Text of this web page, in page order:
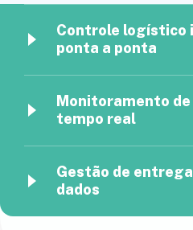
Controle logístico
ponta a ponta
Monitoramento
tempo real
Gestão de
dados